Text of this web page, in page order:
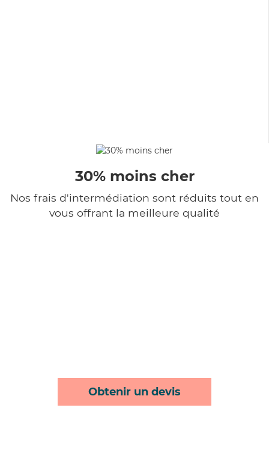
30% moins cher
Nos frais d'intermédiation sont réduits tout en
vous offrant la meilleure qualité
Obtenir un devis